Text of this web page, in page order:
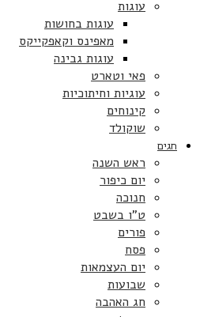
עוגות
עוגות בחושות
מאפינס וקאפקייקס
עוגות גבינה
פאי וטארט
עוגיות וחיתוכיות
קינוחים
שוקולד
חגים
ראש השנה
יום כיפור
חנוכה
ט”ו בשבט
פורים
פסח
יום העצמאות
שבועות
חג האהבה